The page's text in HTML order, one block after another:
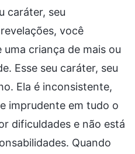
caráter, seu
você
criança de mais ou
Esse seu caráter, seu
Ela é inconsistente,
imprudente em tudo o
dificuldades e não está
Quando